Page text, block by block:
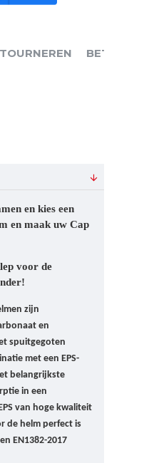
BETALEN
en kies een
en maak uw Cap
voor de
zijn
en
spuitgegoten
met een EPS-
belangrijkste
in een
van hoge kwaliteit
de helm perfect is
EN1382-2017